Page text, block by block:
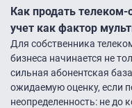
Как продать
учет как фактор
Для собственника
бизнеса начинается не
сильная абонентская
ожидаемую оценку, если
неопределенность: не до